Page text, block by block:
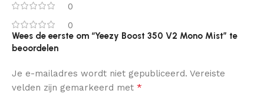
0
0
Wees de eerste om “Yeezy Boost 350 V2 Mono Mist” te
beoordelen
Je e-mailadres wordt niet gepubliceerd. Vereiste
velden zijn gemarkeerd met *